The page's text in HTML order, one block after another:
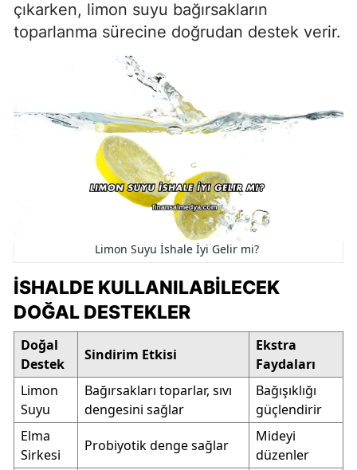
çıkarken, limon suyu bağırsakların
toparlanma sürecine doğrudan destek verir.
Limon Suyu İshale İyi Gelir mi?
İSHALDE KULLANILABILECEK
DOĞAL DESTEKLER
Doğal
Destek
Sindirim Etkisi
Ekstra
Faydaları
Limon
Suyu
Bağırsakları toparlar, sıvı
dengesini sağlar
Bağışıklığı
güçlendirir
Elma
Sirkesi
Probiyotik denge sağlar
Mideyi
düzenler